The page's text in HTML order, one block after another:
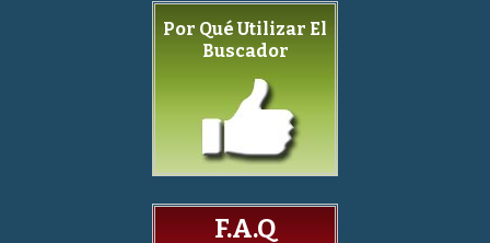
Por Qué Utilizar El
Buscador
F.A.Q